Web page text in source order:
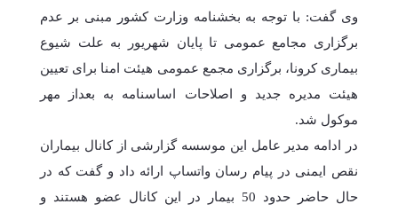
وی گفت: با توجه به بخشنامه وزارت کشور مبنی بر عدم
برگزاری مجامع عمومی تا پایان شهریور به علت شیوع
بیماری کرونا، برگزاری مجمع عمومی هیئت امنا برای تعیین
هیئت مدیره جدید و اصلاحات اساسنامه به بعداز مهر
موکول شد.
در ادامه مدیر عامل این موسسه گزارشی از کانال بیماران
نقص ایمنی در پیام رسان واتساپ ارائه داد و گفت که در
حال حاضر حدود 50 بیمار در این کانال عضو هستند و